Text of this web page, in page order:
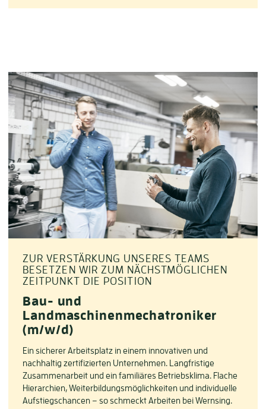
ZUR VERSTÄRKUNG UNSERES TEAMS
BESETZEN WIR ZUM NÄCHSTMÖGLICHEN
ZEITPUNKT DIE POSITION
Bau- und
Landmaschinenmechatroniker
(m/w/d)
Ein sicherer Arbeitsplatz in einem innovativen und
nachhaltig zertifizierten Unternehmen. Langfristige
Zusammenarbeit und ein familiäres Betriebsklima. Flache
Hierarchien, Weiterbildungsmöglichkeiten und individuelle
Aufstiegschancen – so schmeckt Arbeiten bei Wernsing.